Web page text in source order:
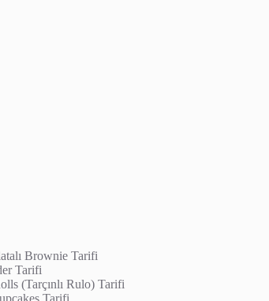
Brownie Tarifi
Tarifi
(Tarçınlı Rulo) Tarifi
Tarifi